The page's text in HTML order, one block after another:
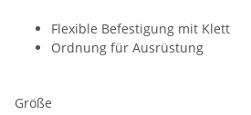
Flexible Befestigung mit Klett
Ordnung für Ausrüstung
Größe